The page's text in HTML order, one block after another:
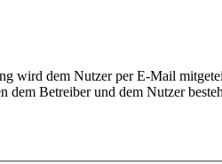
wird dem Nutzer per E-Mail
Betreiber und dem Nutzer